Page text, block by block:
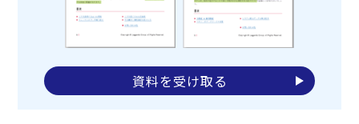
資料を受け取る